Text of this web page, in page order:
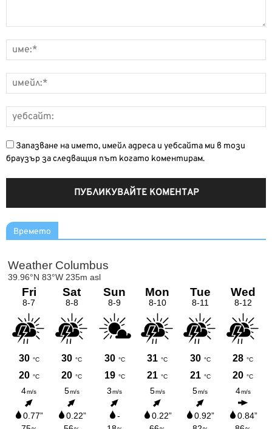
Запазване на името, имейл адреса и уебсайта ми в този
браузър за следващия път когато коментирам.
Времето